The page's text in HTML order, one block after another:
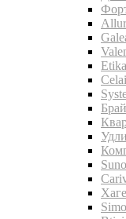
Etika
Suno